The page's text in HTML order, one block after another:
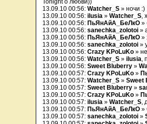
Tonight о любви))
13.09.10 00:56: Watcher_S » ночи :)
13.09.10 00:56: ilusia » Watcher_S,
13.09.10 00:56: ПьЯнАйА_БеЛкО »
13.09.10 00:56: sanechka_zolotoi »
13.09.10 00:56: ПьЯнАйА_БеЛкО »
13.09.10 00:56: sanechka_zolotoi »
13.09.10 00:56: Crazy KPoLuKo »
13.09.10 00:56: Watcher_S » ilusia,
13.09.10 00:56: Sweet Bluberry »
13.09.10 00:57: Crazy KPoLuKo »
13.09.10 00:57: Watcher_S » Sweet
13.09.10 00:57: Sweet Bluberry »
13.09.10 00:57: Crazy KPoLuKo »
13.09.10 00:57: ilusia » Watcher_S,
13.09.10 00:57: ПьЯнАйА_БеЛкО »
13.09.10 00:57: sanechka_zolotoi »